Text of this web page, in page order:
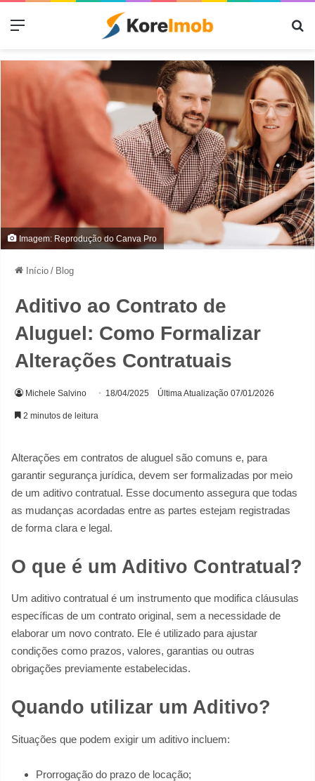
Menu
Imagem: Reprodução do Canva Pro
Início / Blog
Aditivo ao Contrato de
Aluguel: Como Formalizar
Alterações Contratuais
Michele Salvino 18/04/2025 Última Atualização 07/01/2026
2 minutos de leitura
Alterações em contratos de aluguel são comuns e, para
garantir segurança jurídica, devem ser formalizadas por meio
de um aditivo contratual. Esse documento assegura que todas
as mudanças acordadas entre as partes estejam registradas
de forma clara e legal.
O que é um Aditivo Contratual?
Um aditivo contratual é um instrumento que modifica cláusulas
específicas de um contrato original, sem a necessidade de
elaborar um novo contrato. Ele é utilizado para ajustar
condições como prazos, valores, garantias ou outras
obrigações previamente estabelecidas.
Quando utilizar um Aditivo?
Situações que podem exigir um aditivo incluem:
Prorrogação do prazo de locação;